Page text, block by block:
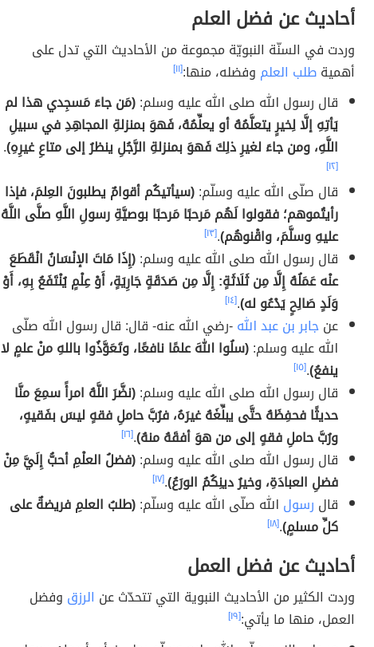
أحاديث عن فضل العلم
وردت في السنّة النبويّة مجموعة من الأحاديث التي تدل على
أهميةطلب العلم وفضله، منها:[١١]
قال رسول الله صلى الله عليه وسلم:(مَن جاءَ مَسجِدي هذا لم
يَأتِهِ إلَّا لِخيرٍ يتعلَّمُهُ أو يعلِّمُهُ، فَهوَ بمنزلةِ المجاهِدِ في سبيلِ
اللَّهِ، ومن جاءَ لغيرِ ذلِكَ فَهوَ بمنزلةِ الرَّجُلِ ينظرُ إلى متاعِ غيرِهِ).
[١٢]
قال صلّى الله عليه وسلّم:(سيأتيكُم أقوامٌ يطلبونَ العِلمَ، فإذا
رأيتُموهم؛ فقولوا لَهُم مَرحبًا مَرحبًا بوصيَّةِ رسولِ اللَّهِ صلَّى اللَّهُ
عليهِ وسلَّمَ، واقْنوهُم).[١٣]
قال رسول الله صلى الله عليه وسلم:(إِذَا مَاتَ الإنْسَانُ انْقَطَعَ
عنْه عَمَلُهُ إِلَّا مِن ثَلَاثَةٍ: إِلَّا مِن صَدَقَةٍ جَارِيَةٍ، أَوْ عِلْمٍ يُنْتَفَعُ بِهِ، أَوْ
وَلَدٍ صَالِحٍ يَدْعُو له).[١٤]
عنجابر بن عبد الله-رضي الله عنه- قال: قال رسول الله صلّى
الله عليه وسلم:(سلُوا اللهَ علمًا نافعًا، وتَعَوَّذُوا باللهِ منْ علمٍ لا
ينفعُ).[١٥]
قال رسول الله صلى الله عليه وسلم:(نضَّرَ اللَّهُ امرأً سمِعَ منَّا
حديثًا فحفِظَهُ حتَّى يبلِّغَهُ غيرَهُ، فرُبَّ حاملِ فقهٍ ليسَ بفَقيهٍ،
ورُبَّ حاملِ فقهٍ إلى من هوَ أفقَهُ منهُ).[١٦]
قال رسول الله صلى الله عليه وسلم:(فضلُ العلْمِ أحبُّ إِلَيَّ مِنْ
فضلِ العبادَةِ، وخيرُ دينِكُمُ الورَعُ).[١٧]
قال رسول الله صلّى الله عليه وسلّم:(طلبُ العلمِ فريضةٌ على
كلِّ مسلمٍ).[١٨]
أحاديث عن فضل العمل
وردت الكثير من الأحاديث النبوية التي تتحدّث عن الرزق وفضل
العمل، منها ما يأتي:[١٩]